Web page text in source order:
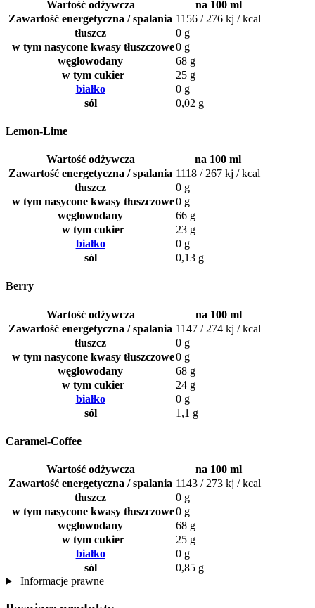
Wartość odżywcza
na 100 ml
Zawartość energetyczna / spalania 1156 / 276 kj / kcal
tłuszcz
0 g
w tym nasycone kwasy tłuszczowe0 g
węglowodany
68 g
w tym cukier
25 g
białko
0 g
sól
0,02 g
Lemon-Lime
Wartość odżywcza
na 100 ml
Zawartość energetyczna / spalania 1118 / 267 kj / kcal
tłuszcz
0 g
w tym nasycone kwasy tłuszczowe0 g
węglowodany
66 g
w tym cukier
23 g
białko
0 g
sól
0,13 g
Berry
Wartość odżywcza
na 100 ml
Zawartość energetyczna / spalania 1147 / 274 kj / kcal
tłuszcz
0 g
w tym nasycone kwasy tłuszczowe0 g
węglowodany
68 g
w tym cukier
24 g
białko
0 g
sól
1,1 g
Caramel-Coffee
Wartość odżywcza
na 100 ml
Zawartość energetyczna / spalania 1143 / 273 kj / kcal
tłuszcz
0 g
w tym nasycone kwasy tłuszczowe0 g
węglowodany
68 g
w tym cukier
25 g
białko
0 g
sól
0,85 g
Informacje prawne